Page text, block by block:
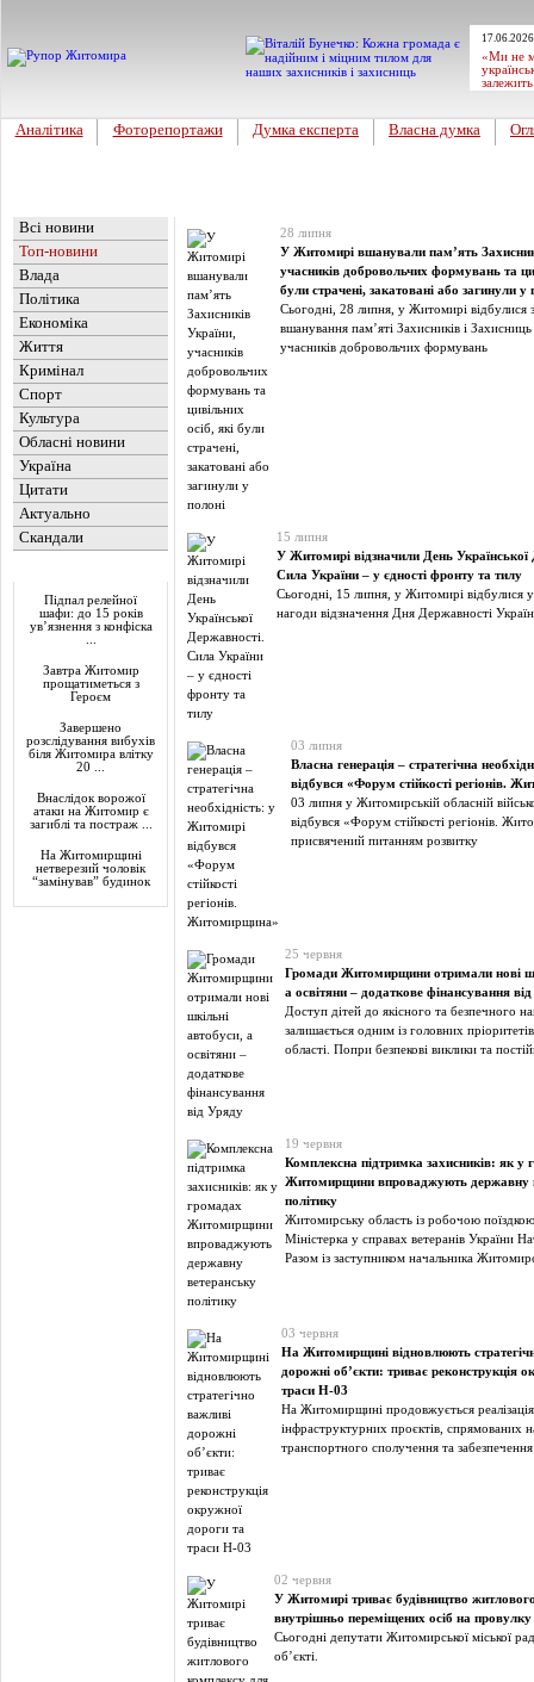
«Ми не
Аналітика Фоторепортажи Думка експерта Власна думка
Всі новини
Топ-новини
Влада
Політика
Економіка
Життя
Кримінал
Спорт
Культура
Обласні новини
Україна
Цитати
Актуально
Скандали
Підпал релейної
шафи: до 15 років
ув’язнення з конфіска
Завтра Житомир
прощатиметься з
Героєм
Завершено
розслідування вибухів
біля Житомира влітку
20 ...
Внаслідок ворожої
атаки на Житомир є
загиблі та постраж ...
На Житомирщині
нетверезий чоловік
“замінував” будинок
28 липня
У Житомирі вшанували пам’ять
учасників добровольчих формувань та
були страчені, закатовані або загинули у
Сьогодні, 28 липня, у Житомирі відбулися
вшанування пам’яті Захисників і
учасників добровольчих формувань
15 липня
У Житомирі відзначили День Української
Сила України – у єдності фронту та тилу
Сьогодні, 15 липня, у Житомирі відбулися
нагоди відзначення Дня Державності
03 липня
Власна генерація – стратегічна
відбувся «Форум стійкості регіонів.
03 липня у Житомирській обласній
відбувся «Форум стійкості регіонів.
присвячений питанням розвитку
25 червня
Громади Житомирщини отримали нові
а освітяни – додаткове фінансування
Доступ дітей до якісного та безпечного
залишається одним із головних
області. Попри безпекові виклики та
19 червня
Комплексна підтримка захисників: як у
Житомирщини впроваджують державну
політику
Житомирську область із робочою поїздкою
Міністерка у справах ветеранів України
Разом із заступником начальника
03 червня
На Житомирщині відновлюють
дорожні об’єкти: триває реконструкція
траси Н-03
На Житомирщині продовжується
інфраструктурних проєктів, спрямованих
транспортного сполучення та забезпечення
02 червня
У Житомирі триває будівництво
внутрішньо переміщених осіб на
Сьогодні депутати Житомирської міської
об’єкті.